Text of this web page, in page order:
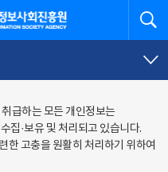
흥원
급하는 모든 개인정보는
집·보유 및 처리되고 있습니다.
한 고충을 원활히 처리하기 위하여